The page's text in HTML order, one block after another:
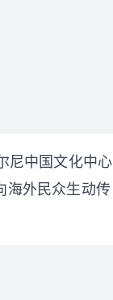
尼中国文化中心
海外民众生动传